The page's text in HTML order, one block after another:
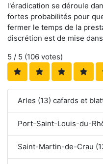
l'éradication se déroule
fortes probabilités pour
fermer le temps de la
discrétion est de mise
5 / 5 (106 votes)
Arles (13) cafards et
Port-Saint-Louis-du-
Saint-Martin-de-Crau